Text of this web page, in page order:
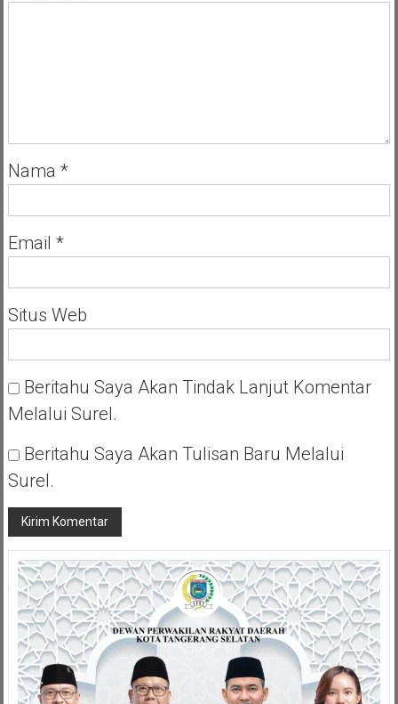
Nama *
Email *
Situs Web
Beritahu Saya Akan Tindak Lanjut Komentar
Melalui Surel.
Beritahu Saya Akan Tulisan Baru Melalui
Surel.